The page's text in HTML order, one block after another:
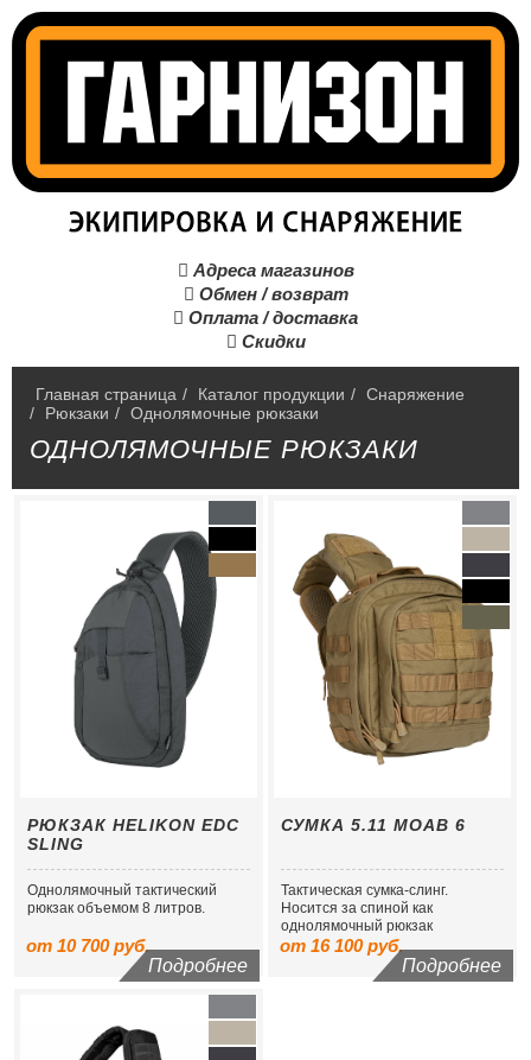
 Адреса магазинов
 Обмен / возврат
 Оплата / доставка
 Скидки
Главная страница / Каталог продукции / Снаряжение
/
Рюкзаки / Однолямочные рюкзаки
ОДНОЛЯМОЧНЫЕ РЮКЗАКИ
РЮКЗАК HELIKON EDC
SLING
Однолямочный тактический
рюкзак объемом 8 литров.
от 10 700 руб.
Подробнее
СУМКА 5.11 MOAB 6
Тактическая сумка-слинг.
Носится за спиной как
однолямочный рюкзак
от 16 100 руб.
Подробнее